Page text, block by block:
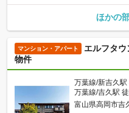
ほかの
マンション・アパート
エルフタ
物件
万葉線/新吉久
万葉線/吉久駅
富山県高岡市吉